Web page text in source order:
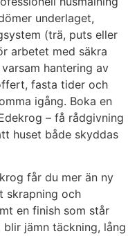
underlaget,
(trä, puts eller
arbetet med säkra
hantering av
fasta tider och
igång. Boka en
– få rådgivning
huset både skyddas
får du mer än ny
skrapning och
en finish som står
jämn täckning, lång